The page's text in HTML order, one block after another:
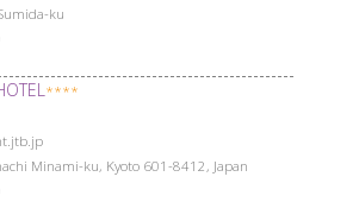
ku
****
Minami-ku, Kyoto 601-8412, Japan